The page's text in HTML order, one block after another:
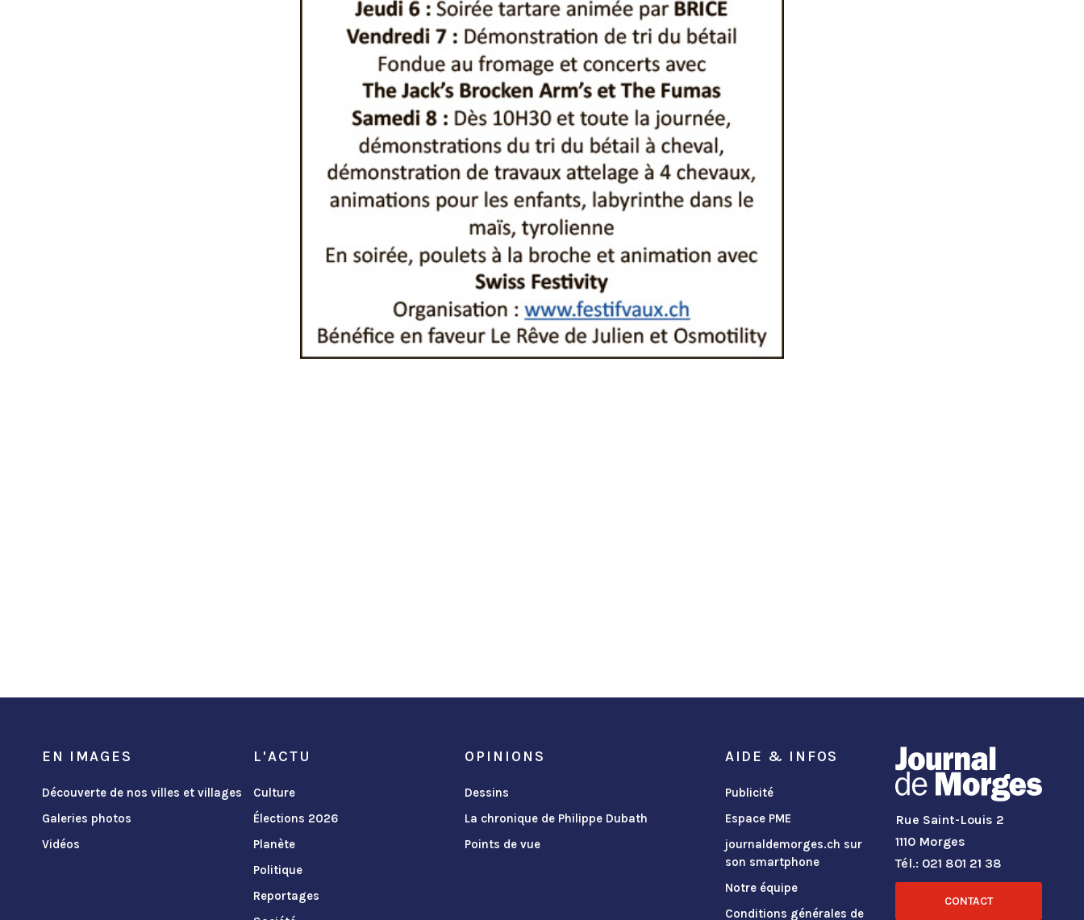
EN IMAGES
Découverte de nos villes et villages
Galeries photos
Vidéos
L'ACTU
Culture
Élections 2026
Planète
Politique
Reportages
OPINIONS
Dessins
La chronique de Philippe Dubath
Points de vue
AIDE & INFOS
Publicité
Espace PME
journaldemorges.ch sur
son smartphone
Notre équipe
Conditions générales de
Rue Saint-Louis 2
1110 Morges
Tél.: 021 801 21 38
CONTACT